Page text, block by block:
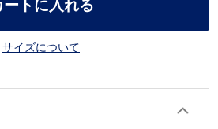
ートに入れる
サイズについて